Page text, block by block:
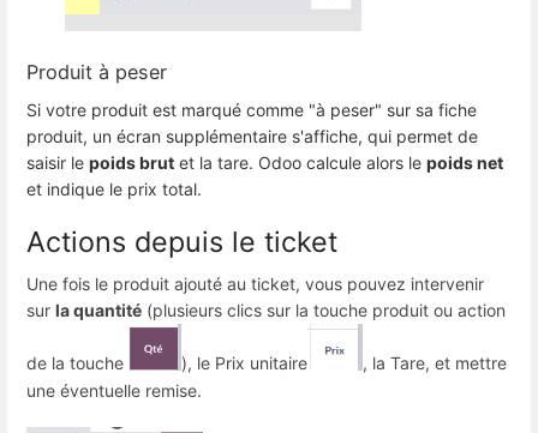
Produit à peser
Si votre produit est marqué comme "à peser" sur sa fiche
produit, un écran supplémentaire s'affiche, qui permet de
saisir le poids brut et la tare. Odoo calcule alors le poids net
et indique le prix total.
Actions depuis le ticket
Une fois le produit ajouté au ticket, vous pouvez intervenir
sur la quantité (plusieurs clics sur la touche produit ou action
de la touche ), le Prix unitaire
, la Tare, et mettre
une éventuelle remise.